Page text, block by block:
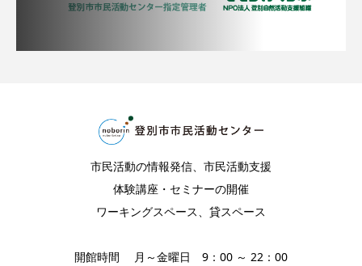
市民活動の情報発信、市民活動支援
体験講座・セミナーの開催
ワーキングスペース、貸スペース
開館時間 月～金曜日 9：00 ～ 22：00